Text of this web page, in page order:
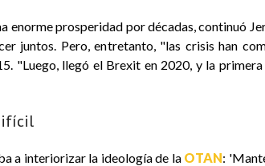
enorme prosperidad por décadas, continuó
juntos. Pero, entretanto, "las crisis han
"Luego, llegó el Brexit en 2020, y la
a interiorizar la ideología de la OTAN: